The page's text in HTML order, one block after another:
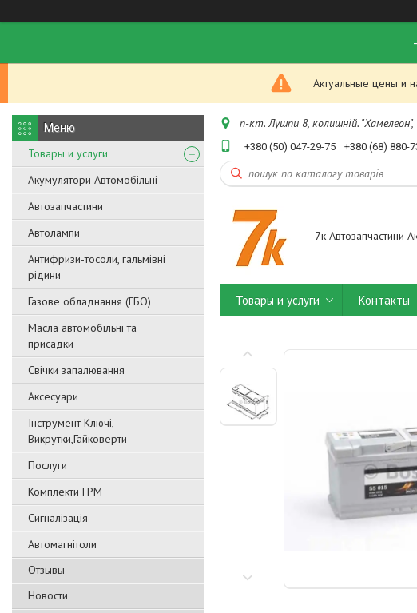
Актуальные цены и
Товары и услуги
Акумулятори Автомобільні
Автозапчастини
Автолампи
Антифризи-тосоли, гальмівні
рідини
Газове обладнання (ГБО)
Масла автомобільні та
присадки
Свічки запалювання
Аксесуари
Інструмент Ключі,
Викрутки,Гайковерти
Послуги
Комплекти ГРМ
Сигналізація
Автомагнітоли
Отзывы
Новости
п-кт. Лушпи 8, колишній. "Хамелеон",
+380 (50) 047-29-75 +380 (68) 880-
7к Автозапчастини
Товары и услуги Контакты